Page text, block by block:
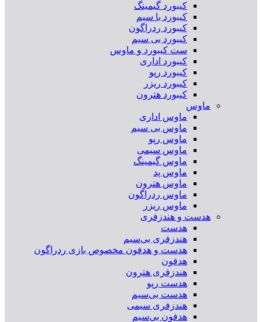
کیبورد گیمینگ
کیبورد با سیم
کیبورد ردراگون
کیبورد بی سیم
ست کیبورد و ماوس
کیبورد اداری
کیبورد رپو
کیبورد ریزر
کیبورد هترون
ماوس
ماوس اداری
ماوس بی سیم
ماوس رپو
ماوس سیمی
ماوس گیمینگ
ماوس پد
ماوس هترون
ماوس ردراگون
ماوس ریزر
هدست و هندزفری
هدست
هندزفری بی‌سیم
هدست و هدفون مخصوص بازی ردراگون
هدفون
هندزفری هترون
هدست رپو
هدست بی‌سیم
هندزفری سیمی
هدفون بی‌سیم